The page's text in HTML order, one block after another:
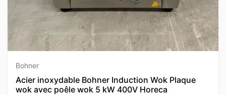
Bohner
Acier inoxydable Bohner Induction Wok Plaque
wok avec poêle wok 5 kW 400V Horeca